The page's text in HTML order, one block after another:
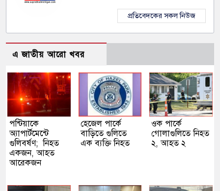
প্রতিবেদকের সকল নিউজ
এ জাতীয় আরো খবর
পন্টিয়াকে
অ্যাপার্টমেন্টে
গুলিবর্ষণ; নিহত
একজন, আহত
আরেকজন
হেজেল পার্কে
বাড়িতে গুলিতে
এক ব্যক্তি নিহত
ওক পার্কে
গোলাগুলিতে নিহত
২, আহত ২